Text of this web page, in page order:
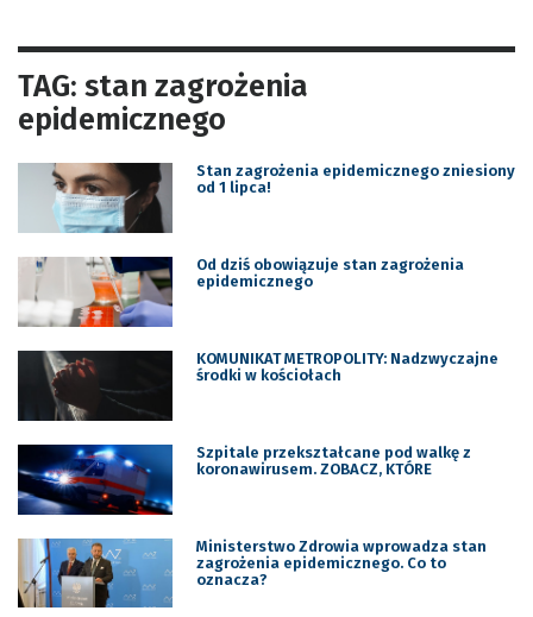
TAG: stan zagrożenia
epidemicznego
Stan zagrożenia epidemicznego zniesiony
od 1 lipca!
Od dziś obowiązuje stan zagrożenia
epidemicznego
KOMUNIKAT METROPOLITY: Nadzwyczajne
środki w kościołach
Szpitale przekształcane pod walkę z
koronawirusem. ZOBACZ, KTÓRE
Ministerstwo Zdrowia wprowadza stan
zagrożenia epidemicznego. Co to
oznacza?